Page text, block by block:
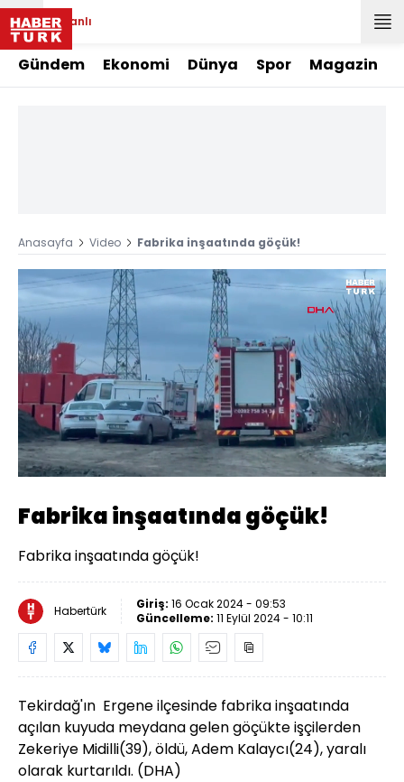
Canlı
Gündem Ekonomi Dünya Spor Magazin
Anasayfa Video Fabrika inşaatında göçük!
Sesi
Aç
720
Yüklendi:
13.04%
Oynatma
Hızı
Fabrika inşaatında göçük!
Fabrika inşaatında göçük!
Habertürk Giriş: 16 Ocak 2024 - 09:53
Güncelleme: 11 Eylül 2024 - 10:11
Tekirdağ'ın Ergene ilçesinde fabrika inşaatında
açılan kuyuda meydana gelen göçükte işçilerden
Zekeriye Midilli(39), öldü, Adem Kalaycı(24), yaralı
olarak kurtarıldı. (DHA)